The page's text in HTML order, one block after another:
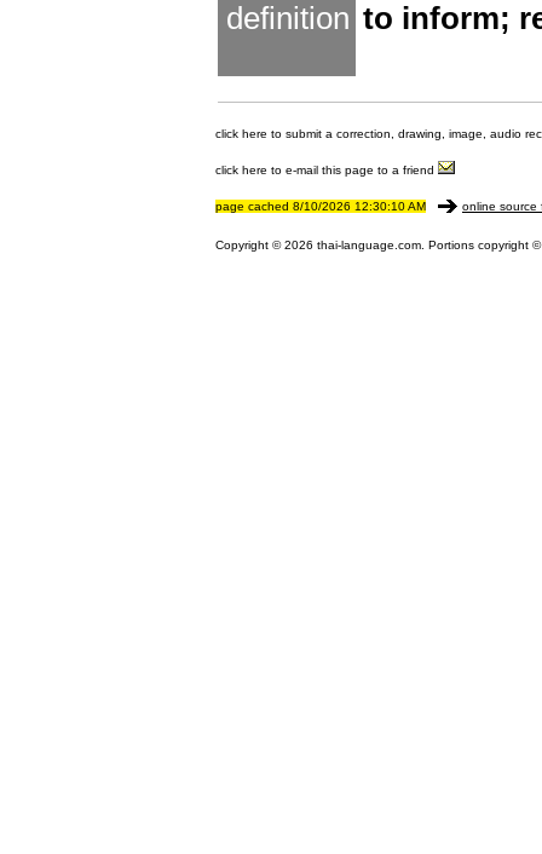
definition to inform;
click here to submit a correction, drawing, image, audio
click here to e-mail this page to a friend
page cached 8/10/2026 12:30:10 AM online source
Copyright © 2026 thai-language.com. Portions copyright